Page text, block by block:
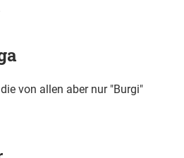
von allen aber nur "Burgi"